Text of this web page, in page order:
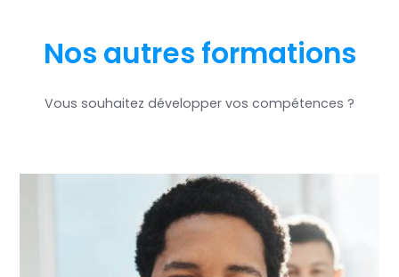
Nos autres formations
Vous souhaitez développer vos compétences ?